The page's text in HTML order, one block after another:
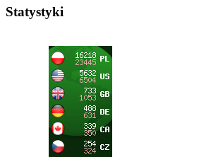
Statystyki